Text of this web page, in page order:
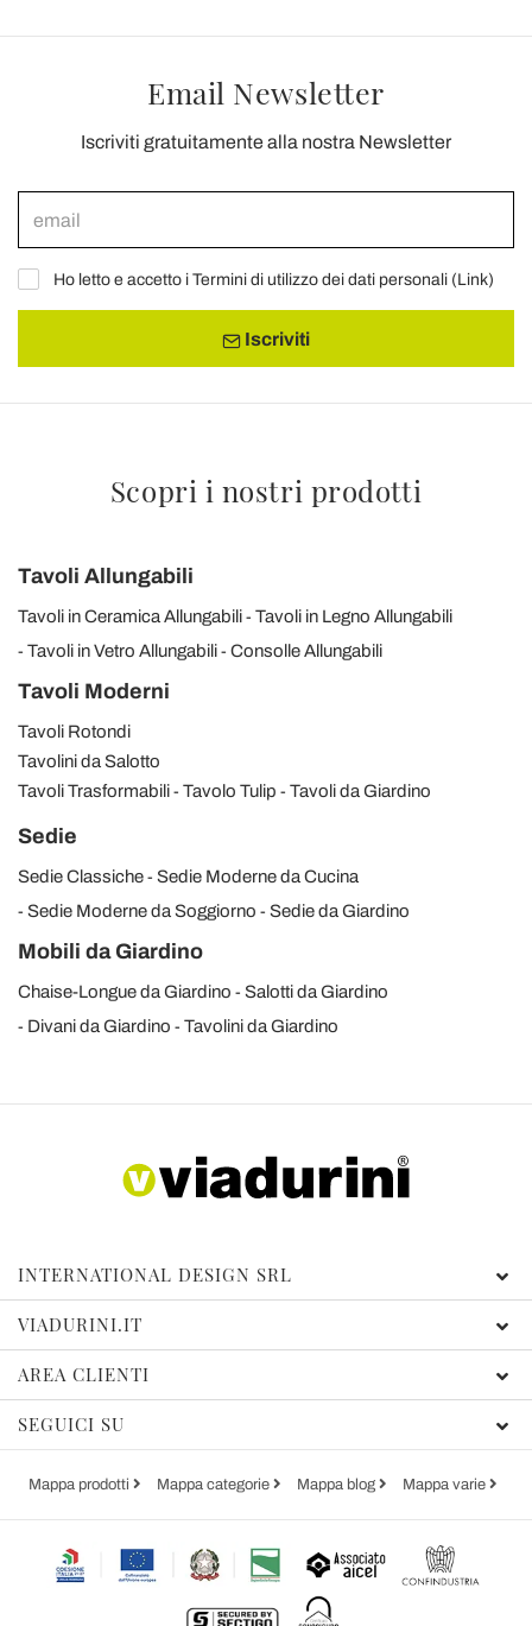
Email Newsletter
Iscriviti gratuitamente alla nostra Newsletter
Ho letto e accetto i Termini di utilizzo dei dati personali (Link)
Iscriviti
Scopri i nostri prodotti
Tavoli Allungabili
Tavoli in Ceramica Allungabili
Tavoli in Legno Allungabili
Tavoli in Vetro Allungabili
Consolle Allungabili
Tavoli Moderni
Tavoli Rotondi
Tavolini da Salotto
Tavoli Trasformabili
Tavolo Tulip Tavoli da Giardino
Sedie
Sedie Classiche
Sedie Moderne da Cucina
Sedie Moderne da Soggiorno
Sedie da Giardino
Mobili da Giardino
Chaise-Longue da Giardino
Salotti da Giardino
Divani da Giardino
Tavolini da Giardino
INTERNATIONAL DESIGN SRL
VIADURINI.IT
AREA CLIENTI
SEGUICI SU
Mappa prodotti Mappa categorie Mappa blog Mappa varie